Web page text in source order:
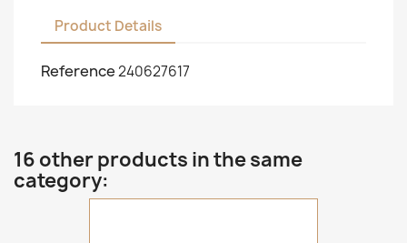
Product Details
Reference240627617
16 other products in the same
category: